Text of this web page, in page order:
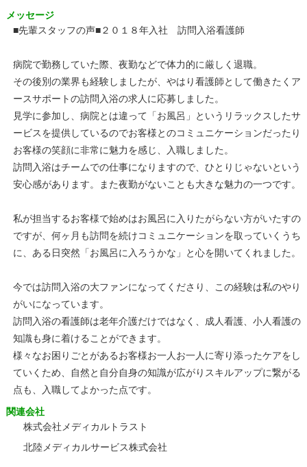
メッセージ
■先輩スタッフの声■２０１８年入社 訪問入浴看護師
病院で勤務していた際、夜勤などで体力的に厳しく退職。
その後別の業界も経験しましたが、やはり看護師として働きたくア
ースサポートの訪問入浴の求人に応募しました。
見学に参加し、病院とは違って「お風呂」というリラックスしたサ
ービスを提供しているのでお客様とのコミュニケーションだったり
お客様の笑顔に非常に魅力を感じ、入職しました。
訪問入浴はチームでの仕事になりますので、ひとりじゃないという
安心感があります。また夜勤がないことも大きな魅力の一つです。
私が担当するお客様で始めはお風呂に入りたがらない方がいたすの
ですが、何ヶ月も訪問を続けコミュニケーションを取っていくうち
に、ある日突然「お風呂に入ろうかな」と心を開いてくれました。
今では訪問入浴の大ファンになってくださり、この経験は私のやり
がいになっています。
訪問入浴の看護師は老年介護だけではなく、成人看護、小人看護の
知識も身に着けることができます。
様々なお困りごとがあるお客様お一人お一人に寄り添ったケアをし
ていくため、自然と自分自身の知識が広がりスキルアップに繋がる
点も、入職してよかった点です。
関連会社
株式会社メディカルトラスト
北陸メディカルサービス株式会社